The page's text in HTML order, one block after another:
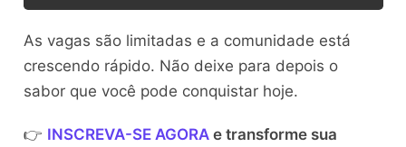
As vagas são limitadas e a comunidade está
crescendo rápido. Não deixe para depois o
sabor que você pode conquistar hoje.
👉 INSCREVA-SE AGORAe transforme sua